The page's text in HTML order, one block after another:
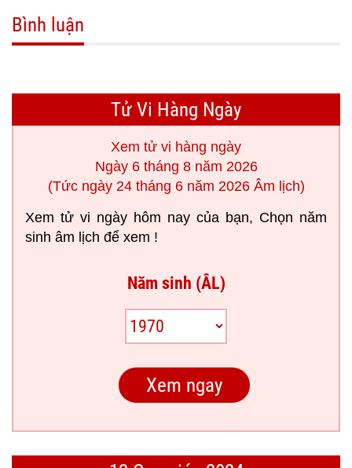
Bình luận
Tử Vi Hàng Ngày
Xem tử vi hàng ngày
Ngày 6 tháng 8 năm 2026
(Tức ngày 24 tháng 6 năm 2026 Âm lịch)
Xem tử vi ngày hôm nay của bạn, Chọn năm
sinh âm lịch để xem !
Năm sinh (ÂL)